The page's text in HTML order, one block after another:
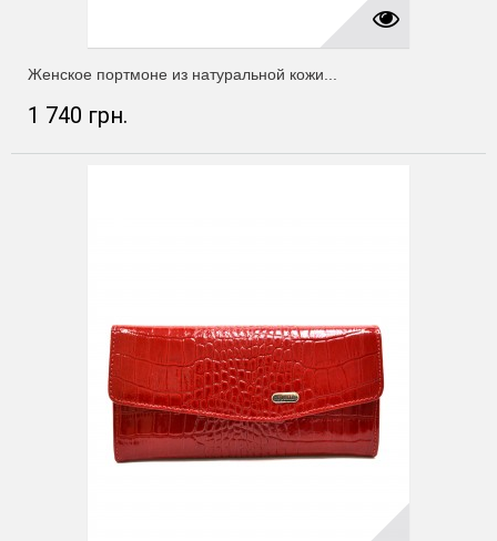
Женское портмоне из натуральной кожи...
1 740 грн.